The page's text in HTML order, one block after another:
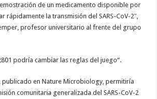
de un medicamento disponible por
rápidamente la transmisión del SARS-CoV-2″,
profesor universitario al frente del grupo
podría cambiar las reglas del juego“.
publicado en Nature Microbiology, permitiría
comunitaria generalizada del SARS-CoV-2